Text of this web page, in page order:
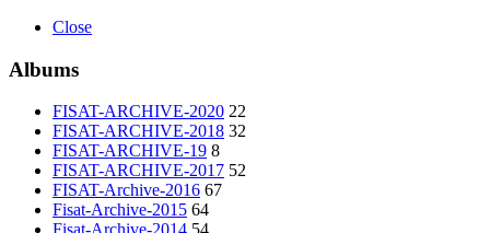
Close
Albums
FISAT-ARCHIVE-2020 22
FISAT-ARCHIVE-2018 32
FISAT-ARCHIVE-19 8
FISAT-ARCHIVE-2017 52
FISAT-Archive-2016 67
Fisat-Archive-2015 64